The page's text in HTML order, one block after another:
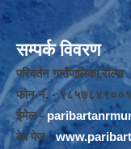
सम्पर्क विवरण
परिवर्तन गाउँपालिका,रोल्पा
फोन नंं. - ९८५७८४९००१
ईमेल -
वेब पेज -